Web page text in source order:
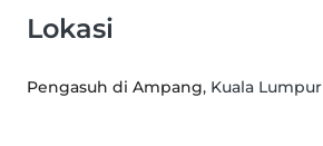
Lokasi
Pengasuh di Ampang, Kuala Lumpur